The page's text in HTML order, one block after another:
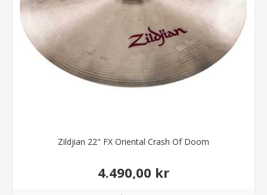
Zildjian 22" FX Oriental Crash Of Doom
4.490,00 kr